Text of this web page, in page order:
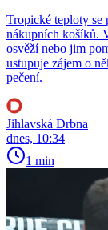
Tropické teploty
nákupních košíků.
osvěží nebo jim
ustupuje zájem o
pečení.
Jihlavská Drbna
dnes, 10:34
1 min